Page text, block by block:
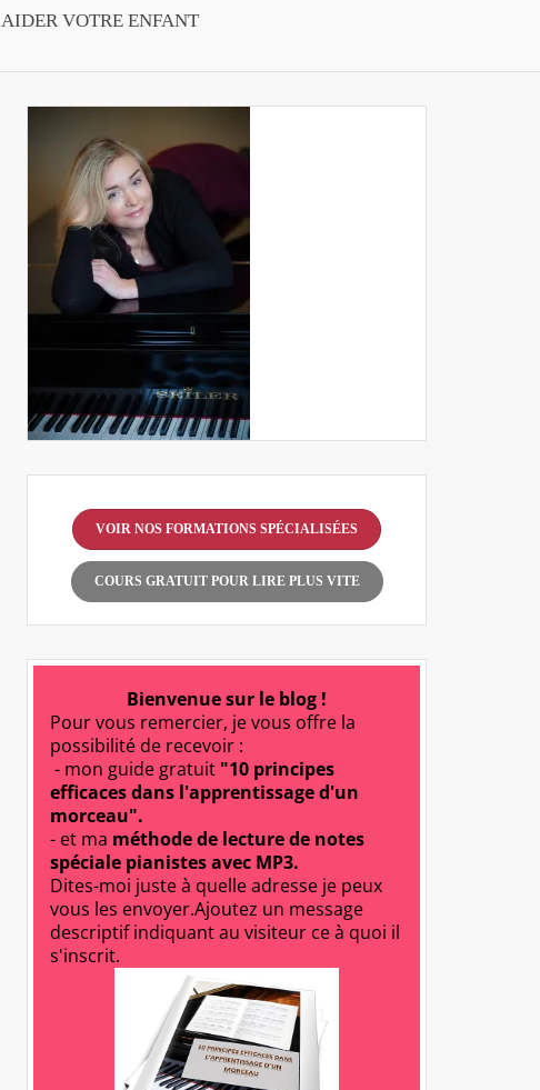
AIDER VOTRE ENFANT
VOIR NOS FORMATIONS SPÉCIALISÉES
COURS GRATUIT POUR LIRE PLUS VITE